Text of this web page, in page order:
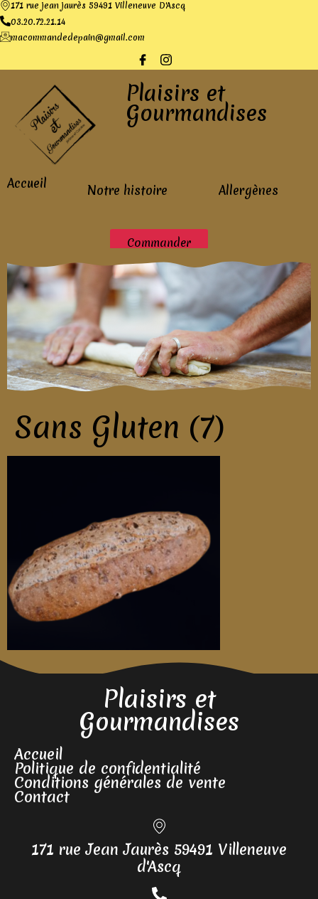
171 rue jean jaurès 59491 Villeneuve D'Ascq
03.20.72.21.14
macommandedepain@gmail.com
Plaisirs et
Gourmandises
Accueil Notre histoire Allergènes
Commander
Sans Gluten (7)
Plaisirs et
Gourmandises
Accueil
Politique de confidentialité
Conditions générales de vente
Contact
171 rue Jean Jaurès 59491 Villeneuve
d'Ascq